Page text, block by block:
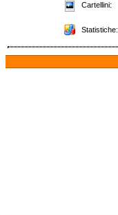
Cartellini:
Statistiche: